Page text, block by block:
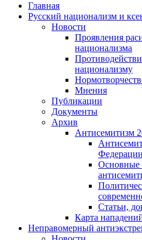
Главная
Русский национализм и
Новости
Проявления
национализма
национализму
Мнения
Публикации
Документы
Архив
Антисемитизм
Федерации
Основные
Статьи,
Карта
Неправомерный